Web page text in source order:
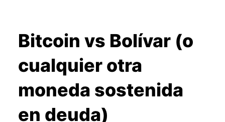
Bitcoin vs Bolívar (o
cualquier otra
moneda sostenida
en deuda)